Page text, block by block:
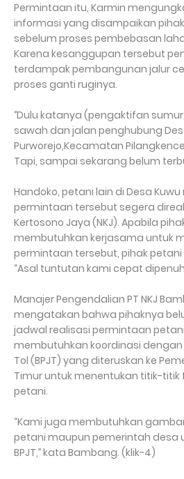
Permintaan itu, Karmin
informasi yang disampaikan
sebelum proses pembebasan
Karena kesanggupan tersebut
terdampak pembangunan jalur
proses ganti ruginya.
‘’Dulu katanya (pengaktifan
sawah dan jalan penghubung
Purworejo,Kecamatan
Tapi, sampai sekarang belum
Handoko, petani lain di Desa
permintaan tersebut segera
Kertosono Jaya (NKJ). Apabila
membutuhkan kerjasama untuk
permintaan tersebut, pihak
“Asal tuntutan kami cepat
Manajer Pengendalian PT NKJ
mengatakan bahwa pihaknya
jadwal realisasi permintaan
membutuhkan koordinasi
Tol (BPJT) yang diteruskan ke
Timur untuk menentukan titik-
petani.
“Kami juga membutuhkan
petani maupun pemerintah desa
BPJT,’’ kata Bambang. (klik-4)